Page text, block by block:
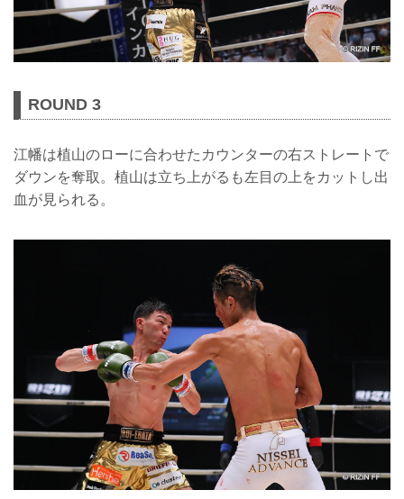
ROUND 3
江幡は植山のローに合わせたカウンターの右ストレートで
ダウンを奪取。植山は立ち上がるも左目の上をカットし出
血が見られる。